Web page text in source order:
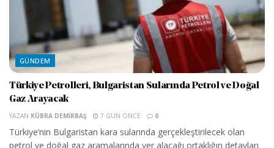
GÜNDEM
Türkiye Petrolleri, Bulgaristan Sularında Petrol ve Doğal
Gaz Arayacak
YAZAN KÜBRA DEMIRBAŞ 7 GÜN ÖNCE 0
Türkiye’nin Bulgaristan kara sularında gerçekleştirilecek olan
petrol ve doğal gaz aramalarında yer alacağı ortaklığın detayları